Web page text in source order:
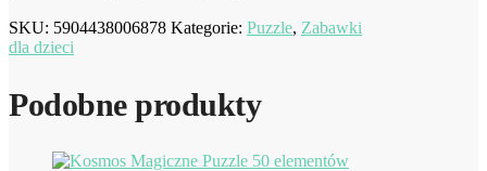
SKU: 5904438006878 Kategorie: Puzzle, Zabawki
dla dzieci
Podobne produkty